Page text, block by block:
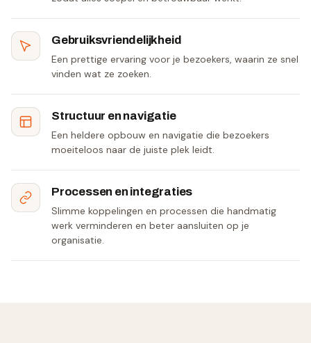
Gebruiksvriendelijkheid
Een prettige ervaring voor je bezoekers, waarin ze snel
vinden wat ze zoeken.
Structuur en navigatie
Een heldere opbouw en navigatie die bezoekers
moeiteloos naar de juiste plek leidt.
Processen en integraties
Slimme koppelingen en processen die handmatig
werk verminderen en beter aansluiten op je
organisatie.